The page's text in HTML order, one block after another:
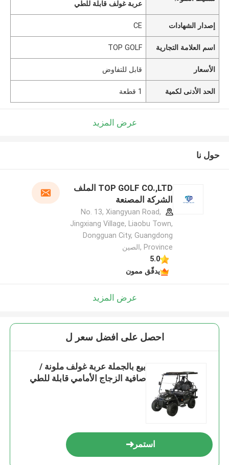
عربة غولف قابلة للطي
إصدار الشهادات CE
اسم العلامة التجارية TOP GOLF
الأسعار قابل للتفاوض
الحد الأدنى لكمية 1 قطعة
عرض المزيد
حول نا
TOP GOLF CO.,LTD الملف
الشركة المصنعة
No. 13, Xiangyuan Road,
Jingxiang Village, Liaobu Town,
Dongguan City, Guangdong
Province ,الصين
5.0
يدقّق ممون
عرض المزيد
احصل على افضل سعر ل
بيع بالجملة عربة غولف ملونة /
صافية الزجاج الأمامي قابلة للطي
استمر